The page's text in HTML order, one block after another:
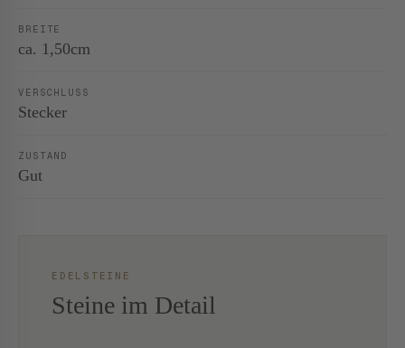
BREITE
ca. 1,50cm
VERSCHLUSS
Stecker
ZUSTAND
Gut
EDELSTEINE
Steine im Detail